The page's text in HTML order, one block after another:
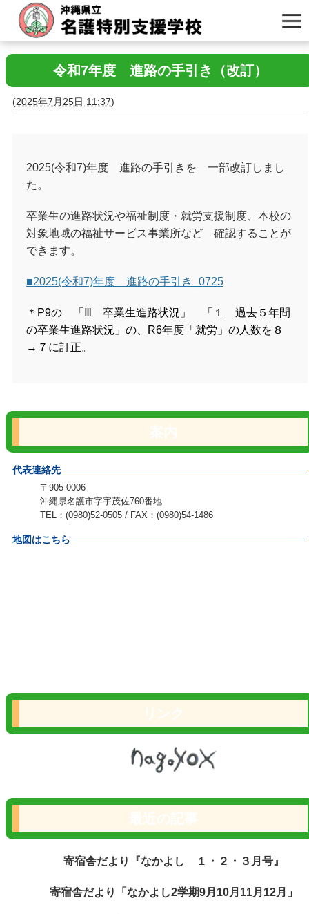
令和7年度 進路の手引き（改訂）
(2025年7月25日 11:37)
2025(令和7)年度 進路の手引きを 一部改訂しまし
た。
卒業生の進路状況や福祉制度・就労支援制度、本校の
対象地域の福祉サービス事業所など 確認することが
できます。
■2025(令和7)年度 進路の手引き_0725
＊P9の 「Ⅲ 卒業生進路状況」 「１ 過去５年間
の卒業生進路状況」の、R6年度「就労」の人数を８
→７に訂正。
代表連絡先
〒905-0006
沖縄県名護市字宇茂佐760番地
TEL：(0980)52-0505 / FAX：(0980)54-1486
地図はこちら
寄宿舎だより『なかよし １・２・３月号』
寄宿舎だより「なかよし2学期9月10月11月12月」